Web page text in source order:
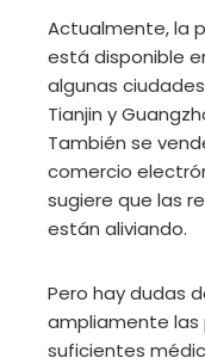
Actualmente, la
está disponible
algunas
Tianjin y
También se
comercio
sugiere que las
están aliviando.
Pero hay dudas
ampliamente las
suficientes